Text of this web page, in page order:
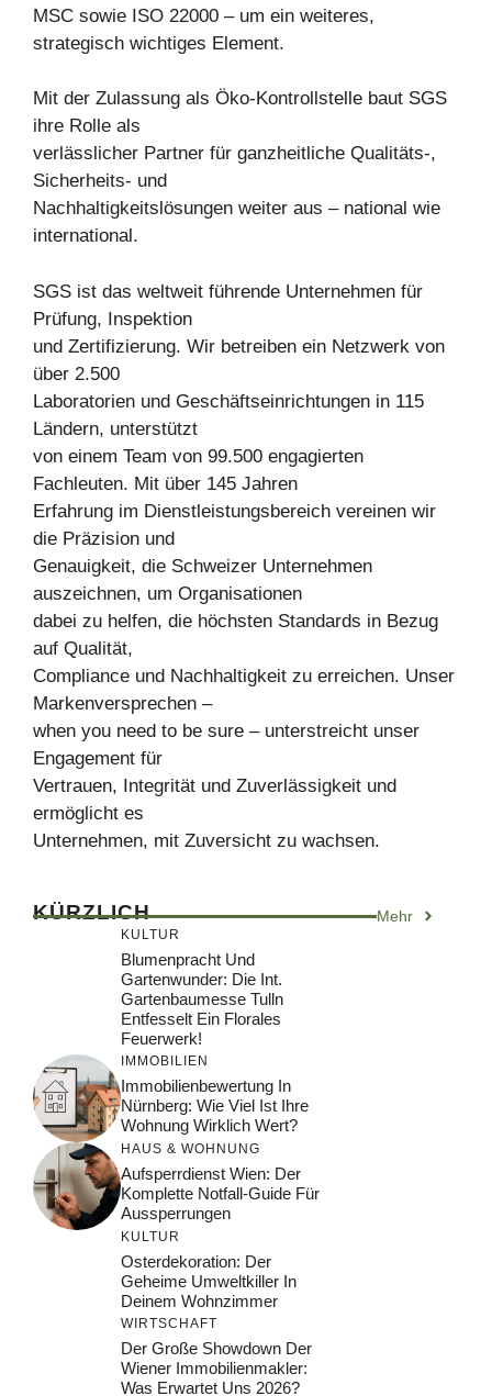
MSC sowie ISO 22000 – um ein weiteres,
strategisch wichtiges Element.
Mit der Zulassung als Öko-Kontrollstelle baut SGS
ihre Rolle als
verlässlicher Partner für ganzheitliche Qualitäts-,
Sicherheits- und
Nachhaltigkeitslösungen weiter aus – national wie
international.
SGS ist das weltweit führende Unternehmen für
Prüfung, Inspektion
und Zertifizierung. Wir betreiben ein Netzwerk von
über 2.500
Laboratorien und Geschäftseinrichtungen in 115
Ländern, unterstützt
von einem Team von 99.500 engagierten
Fachleuten. Mit über 145 Jahren
Erfahrung im Dienstleistungsbereich vereinen wir
die Präzision und
Genauigkeit, die Schweizer Unternehmen
auszeichnen, um Organisationen
dabei zu helfen, die höchsten Standards in Bezug
auf Qualität,
Compliance und Nachhaltigkeit zu erreichen. Unser
Markenversprechen –
when you need to be sure – unterstreicht unser
Engagement für
Vertrauen, Integrität und Zuverlässigkeit und
ermöglicht es
Unternehmen, mit Zuversicht zu wachsen.
KÜRZLICH Mehr
KULTUR
Blumenpracht Und
Gartenwunder: Die Int.
Gartenbaumesse Tulln
Entfesselt Ein Florales
Feuerwerk!
IMMOBILIEN
Immobilienbewertung In
Nürnberg: Wie Viel Ist Ihre
Wohnung Wirklich Wert?
HAUS & WOHNUNG
Aufsperrdienst Wien: Der
Komplette Notfall-Guide Für
Aussperrungen
KULTUR
Osterdekoration: Der
Geheime Umweltkiller In
Deinem Wohnzimmer
WIRTSCHAFT
Der Große Showdown Der
Wiener Immobilienmakler:
Was Erwartet Uns 2026?